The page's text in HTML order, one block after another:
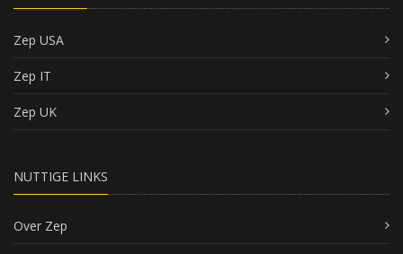
Zep USA
Zep IT
Zep UK
NUTTIGE LINKS
Over Zep